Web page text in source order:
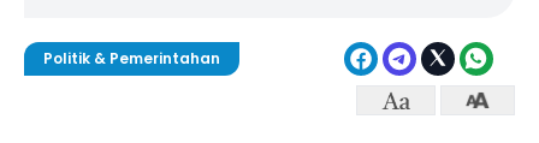
Politik & Pemerintahan